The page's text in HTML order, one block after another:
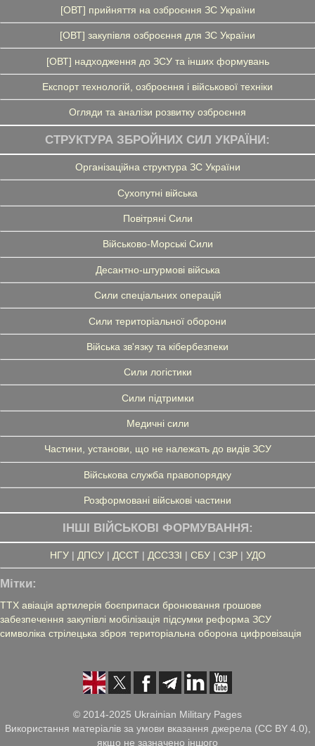
[ОВТ] прийняття на озброєння ЗС України
[ОВТ] закупівля озброєння для ЗС України
[ОВТ] надходження до ЗСУ та інших формувань
Експорт технологій, озброєння і військової техніки
Огляди та аналізи розвитку озброєння
СТРУКТУРА ЗБРОЙНИХ СИЛ УКРАЇНИ:
Організаційна структура ЗС України
Сухопутні війська
Повітряні Сили
Військово-Морські Сили
Десантно-штурмові війська
Сили спеціальних операцій
Сили територіальної оборони
Війська зв'язку та кібербезпеки
Сили логістики
Сили підтримки
Медичні сили
Частини, установи, що не належать до видів ЗСУ
Військова служба правопорядку
Розформовані військові частини
ІНШІ ВІЙСЬКОВІ ФОРМУВАННЯ:
НГУ| ДПСУ| ДССТ| ДССЗЗІ | СБУ| СЗР| УДО
Мітки:
ТТХ авіація артилерія боєприпаси бронювання грошове
забезпечення закупівлі мобілізація підсумки реформа ЗСУ
символіка стрілецька зброя територіальна оборона цифровізація
© 2014-2025 Ukrainian Military Pages
Використання матеріалів за умови вказання джерела (CC BY 4.0),
якщо не зазначено іншого